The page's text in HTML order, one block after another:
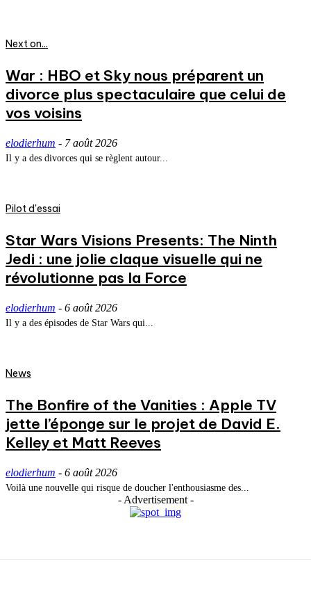
Next on...
War : HBO et Sky nous préparent un
divorce plus spectaculaire que celui de
vos voisins
elodierhum - 7 août 2026
Il y a des divorces qui se règlent autour...
Pilot d'essai
Star Wars Visions Presents: The Ninth
Jedi : une jolie claque visuelle qui ne
révolutionne pas la Force
elodierhum - 6 août 2026
Il y a des épisodes de Star Wars qui...
News
The Bonfire of the Vanities : Apple TV
jette l’éponge sur le projet de David E.
Kelley et Matt Reeves
elodierhum - 6 août 2026
Voilà une nouvelle qui risque de doucher l'enthousiasme des...
- Advertisement -